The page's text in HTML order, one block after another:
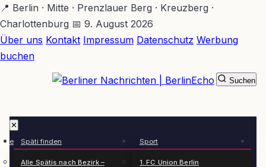
Zum
Hauptinhalt
springen
📍 Berlin · Mitte · Prenzlauer Berg · Kreuzberg ·
Charlottenburg 📅 9. August 2026
Über uns Kontakt Impressum Datenschutz Werbung
buchen
✕
Späti finden
Alle Spätis nach Bezirk –
Sport
1. FC Union Berlin
Suchen